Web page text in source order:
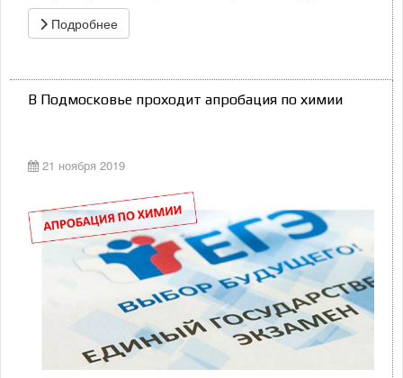
Подробнее
В Подмосковье проходит апробация по химии
21 ноября 2019